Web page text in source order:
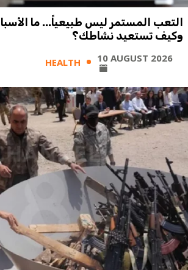
التعب المستمر ليس طبيعياً... ما
وكيف تستعيد نشاطك؟
HEALTH 10 AUGUST 2026